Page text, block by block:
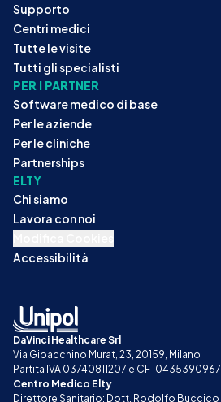
Supporto
Centri medici
Tutte le visite
Tutti gli specialisti
PER I PARTNER
Software medico di base
Per le aziende
Per le cliniche
Partnerships
ELTY
Chi siamo
Lavora con noi
Accessibilità
DaVinci Healthcare Srl
Via Gioacchino Murat, 23, 20159, Milano
Partita IVA 03740811207 e CF 10435390967
Centro Medico Elty
Direttore Sanitario: Dott. Rodolfo Buccico